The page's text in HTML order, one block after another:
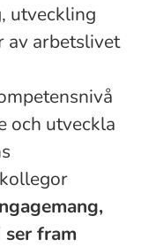
utveckling
av arbetslivet
och utveckla
ser fram